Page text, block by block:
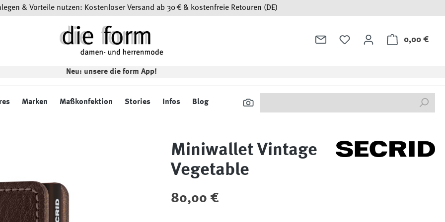
& Vorteile nutzen: Kostenloser Versand ab 30 € & kostenfreie Retouren (DE)
0,00 €
Neu: unsere die form App!
Marken Maßkonfektion Stories Infos Blog
Miniwallet Vintage
Vegetable
Regulärer Preis:
80,00 €